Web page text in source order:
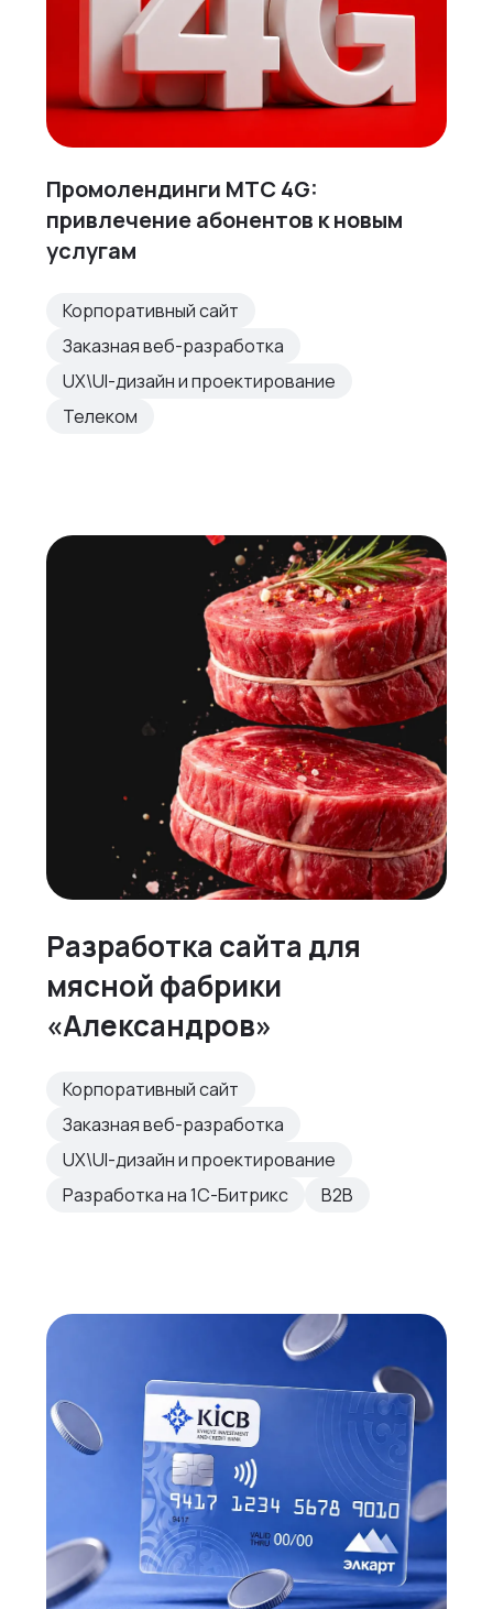
Промолендинги МТС 4G:
привлечение абонентов к новым
услугам
Корпоративный сайт
Заказная веб-разработка
UX\UI-дизайн и проектирование
Телеком
Разработка сайта для
мясной фабрики
«Александров»
Корпоративный сайт
Заказная веб-разработка
UX\UI-дизайн и проектирование
Разработка на 1С-Битрикс
B2B